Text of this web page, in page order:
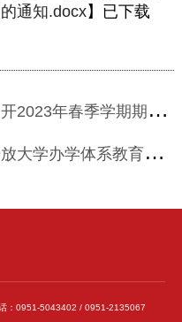
通知.docx】已下载
学期期末考试与秋季招生工作会
系教育研究相关需求调研的通知
：0951-5043402 / 0951-2135067